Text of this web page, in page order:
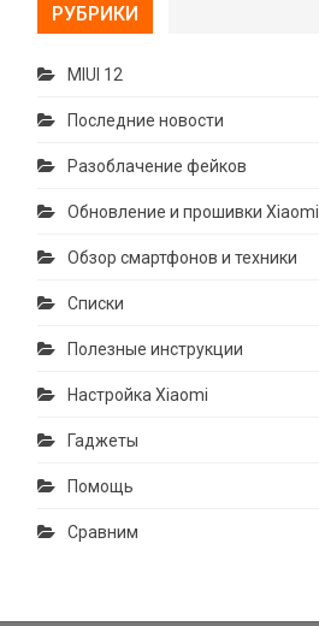
РУБРИКИ
MIUI 12
Последние новости
Разоблачение фейков
Обновление и прошивки Xiaomi
Обзор смартфонов и техники
Списки
Полезные инструкции
Настройка Xiaomi
Гаджеты
Помощь
Сравним